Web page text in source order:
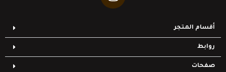
أقسام المتجر
روابط
صفحات